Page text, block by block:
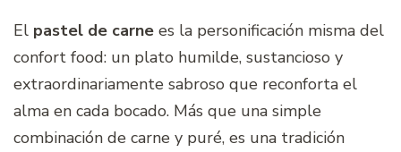
El pastel de carne es la personificación misma del
confort food: un plato humilde, sustancioso y
extraordinariamente sabroso que reconforta el
alma en cada bocado. Más que una simple
combinación de carne y puré, es una tradición